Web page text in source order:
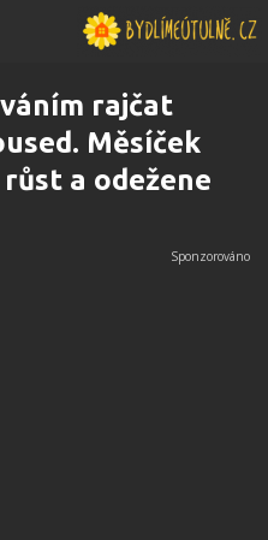
rajčat
Měsíček
a odežene